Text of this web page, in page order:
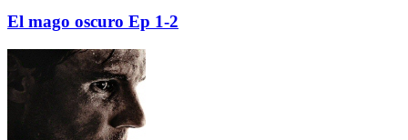
El mago oscuro Ep 1-2